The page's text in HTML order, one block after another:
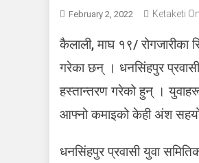
February 2, 2022 Ketaketi
कैलाली, माघ १९/ रोगजारीका
गरेका छन् । धनसिंहपुर
हस्तान्तरण गरेको हुन् ।
आफ्नो कमाइको केही अंश
धनसिंहपुर प्रवासी युवा